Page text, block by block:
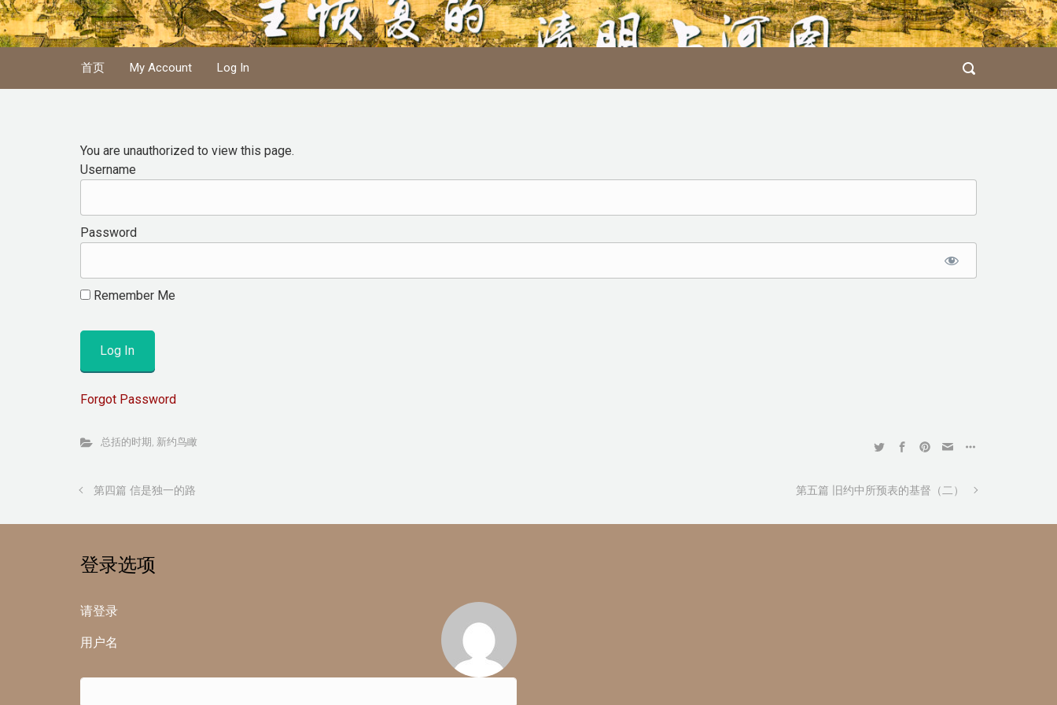
Skip to main content
首页 My Account Log In
You are unauthorized to view this page.
Username
Password
Remember Me
Forgot Password
总括的时期 , 新约鸟瞰
第四篇 信是独一的路 第五篇 旧约中所预表的基督（二）
登录选项
请登录
用户名